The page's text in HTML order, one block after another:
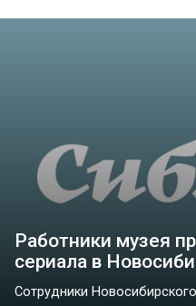
Работники музея
сериала в
Сотрудники